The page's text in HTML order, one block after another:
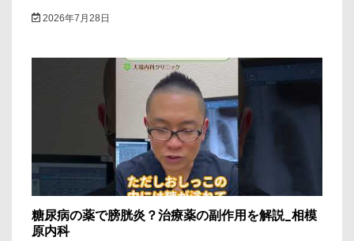
2026年7月28日
糖尿病の薬で膀胱炎？治療薬の副作用を解説_相模
原内科